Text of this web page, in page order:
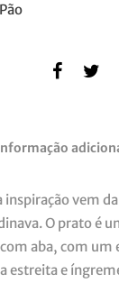
inspiração vem
O prato é
aba, com um
estreita e